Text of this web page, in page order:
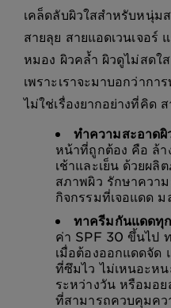
เคล็ดลับผิวใสสำหรับหนุ่ม
สายลุย สายแอดเวนเจอร์
หมอง ผิวคล้ำ ผิวดูไม่สดใ
เพราะเราจะมาบอกว่ากา
ไม่ใช่เรื่องยากอย่างที่คิด
ทำความสะอาดผิ
หน้าที่ถูกต้อง คือ ล้า
เช้าและเย็น ด้วยผ
สภาพผิว รักษาควา
กิจกรรมที่เจอแดด
ทาครีมกันแดดทุ
ค่า SPF 30 ขึ้นไป
เมื่อต้องออกแดดจัด
ที่ซึมไว ไม่เหนอะห
ระหว่างวัน หรือมอย
ที่สามารถควบคุมค